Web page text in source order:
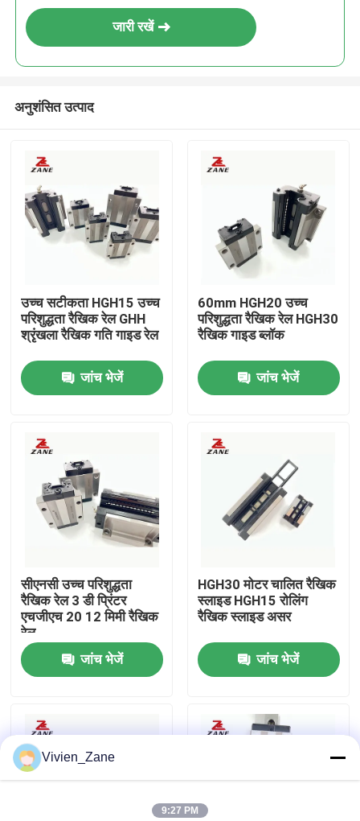
हमारे बारे में
फैक्टरी यात्रा
हमसे संपर्क करें
समाचार
एक बोली का अनुरोध
जारी रखें
अनुशंसित उत्पाद
उच्च सटीकता HGH15 उच्च
परिशुद्धता रैखिक रेल GHH
श्रृंखला रैखिक गति गाइड रेल
जांच भेजें
60mm HGH20 उच्च
परिशुद्धता रैखिक रेल HGH30
रैखिक गाइड ब्लॉक
जांच भेजें
सीएनसी उच्च परिशुद्धता
रैखिक रेल 3 डी प्रिंटर
एचजीएच 20 12 मिमी रैखिक
रेल
जांच भेजें
HGH30 मोटर चालित रैखिक
स्लाइड HGH15 रोलिंग
रैखिक स्लाइड असर
जांच भेजें
Vivien_Zane
9:27 PM